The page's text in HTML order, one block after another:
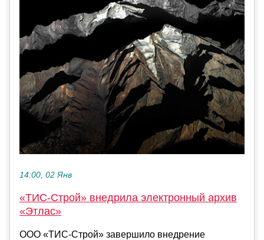
14:00, 02 Янв
«ТИС-Строй» внедрила электронный архив
«Этлас»
ООО «ТИС-Строй» завершило внедрение